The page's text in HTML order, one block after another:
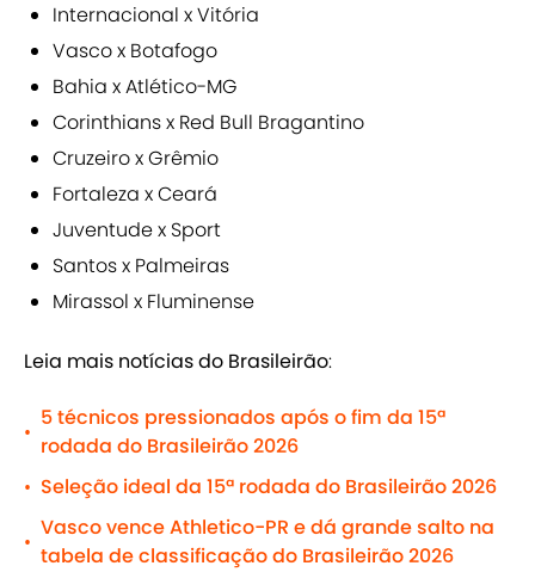
Internacional x Vitória
Vasco x Botafogo
Bahia x Atlético-MG
Corinthians x Red Bull Bragantino
Cruzeiro x Grêmio
Fortaleza x Ceará
Juventude x Sport
Santos x Palmeiras
Mirassol x Fluminense
Leia mais notícias do Brasileirão:
•
5 técnicos pressionados após o fim da 15ª
rodada do Brasileirão 2026
• Seleção ideal da 15ª rodada do Brasileirão 2026
•
Vasco vence Athletico-PR e dá grande salto na
tabela de classificação do Brasileirão 2026